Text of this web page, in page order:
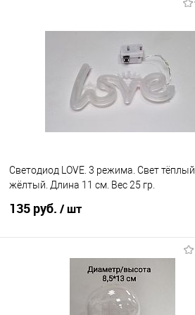
Светодиод LOVE. 3 режима. Свет тёплый
жёлтый. Длина 11 см. Вес 25 гр.
135 руб. / шт
В корзину
Купить в 1 клик